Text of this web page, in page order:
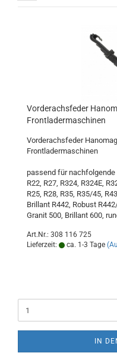
Vorderachsfeder
Frontladermaschinen
Vorderachsfeder
Frontladermaschinen
passend für
R22, R27, R324, R324E,
R25, R28, R35, R35/45,
Brillant R442, Robust
Granit 500, Brillant 600,
Art.Nr.: 308 116 725
Lieferzeit:
ca. 1-3 Tage
IN